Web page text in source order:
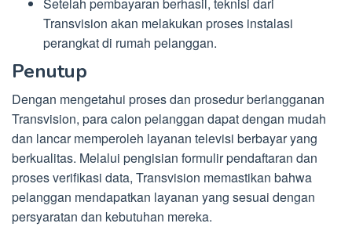
Transvision akan melakukan proses instalasi
perangkat di rumah pelanggan.
Penutup
Dengan mengetahui proses dan prosedur berlangganan
Transvision, para calon pelanggan dapat dengan mudah
dan lancar memperoleh layanan televisi berbayar yang
berkualitas. Melalui pengisian formulir pendaftaran dan
proses verifikasi data, Transvision memastikan bahwa
pelanggan mendapatkan layanan yang sesuai dengan
persyaratan dan kebutuhan mereka.